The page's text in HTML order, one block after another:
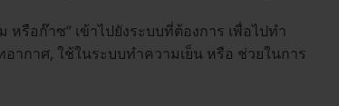
อก๊าซ” เข้าไปยังระบบที่ต้องการ เพื่อไปทำ
ากาศ, ใช้ในระบบทำความเย็น หรือ ช่วยในการ